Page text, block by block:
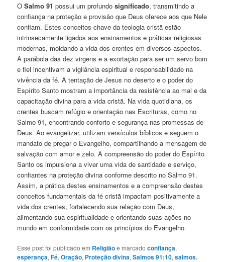
OSalmo 91 possui um profundosignificado, transmitindo a
confiança na proteção e provisão que Deus oferece aos que Nele
confiam. Estes conceitos-chave da teologia cristã estão
intrinsecamente ligados aos ensinamentos e práticas religiosas
modernas, moldando a vida dos crentes em diversos aspectos.
A parábola das dez virgens e a exortação para ser um servo bom
e fiel incentivam a vigilância espiritual e responsabilidade na
vivência da fé. A tentação de Jesus no deserto e o poder do
Espírito Santo mostram a importância da resistência ao mal e da
capacitação divina para a vida cristã. Na vida quotidiana, os
crentes buscam refúgio e orientação nas Escrituras, como no
Salmo 91, encontrando conforto e segurança nas promessas de
Deus. Ao evangelizar, utilizam versículos bíblicos e seguem o
mandato de pregar o Evangelho, compartilhando a mensagem de
salvação com amor e zelo. A compreensão do poder do Espírito
Santo os impulsiona a viver uma vida de santidade e serviço,
confiantes na proteção divina conforme descrito no Salmo 91.
Assim, a prática destes ensinamentos e a compreensão destes
conceitos fundamentais da fé cristã impactam positivamente a
vida dos crentes, fortalecendo sua relação com Deus,
alimentando sua espiritualidade e orientando suas ações no
mundo em conformidade com os princípios do Evangelho.
Esse post foi publicado em Religiãoe marcadoconfiança,
esperança,Fé,Oração, Proteção divina,Salmos 91:10,salmos.